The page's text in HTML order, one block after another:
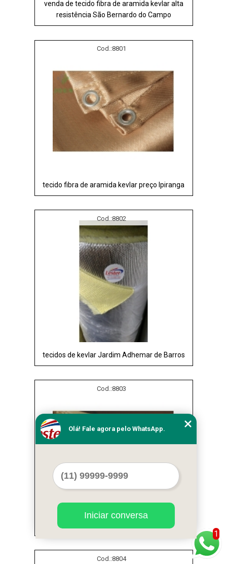
venda de tecido fibra de aramida kevlar alta
resistência São Bernardo do Campo
Cod.:8801
tecido fibra de aramida kevlar preço Ipiranga
Cod.:8802
tecidos de kevlar Jardim Adhemar de Barros
Cod.:8803
tecido aramida kevlar preço Jardim América
Cod.:8804
1
Olá! Fale agora pelo WhatsApp.
Iniciar conversa